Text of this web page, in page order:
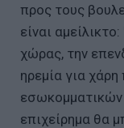
προς τους
είναι
χώρας, την
ηρεμία για
επιχείρημα θα